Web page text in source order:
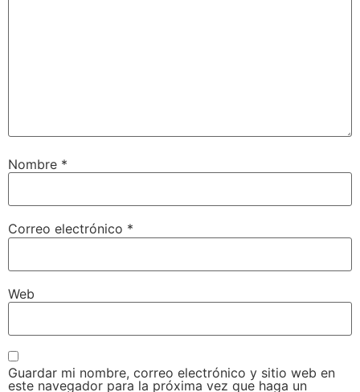
Nombre *
Correo electrónico *
Web
Guardar mi nombre, correo electrónico y sitio web en
este navegador para la próxima vez que haga un